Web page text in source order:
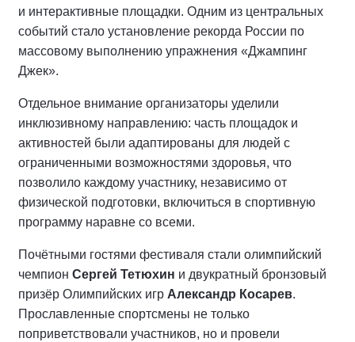
и интерактивные площадки. Одним из центральных
событий стало установление рекорда России по
массовому выполнению упражнения «Джампинг
Джек».
Отдельное внимание организаторы уделили
инклюзивному направлению: часть площадок и
активностей были адаптированы для людей с
ограниченными возможностями здоровья, что
позволило каждому участнику, независимо от
физической подготовки, включиться в спортивную
программу наравне со всеми.
Почётными гостями фестиваля стали олимпийский
чемпион Сергей Тетюхин и двукратный бронзовый
призёр Олимпийских игр Александр Косарев.
Прославленные спортсмены не только
поприветствовали участников, но и провели